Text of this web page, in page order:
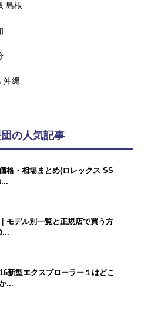
島根
沖縄
の人気記事
格・相場まとめ(ロレックス SS
モデル別一覧と正規店で買う方
新型エクスプローラー１はどこ
...